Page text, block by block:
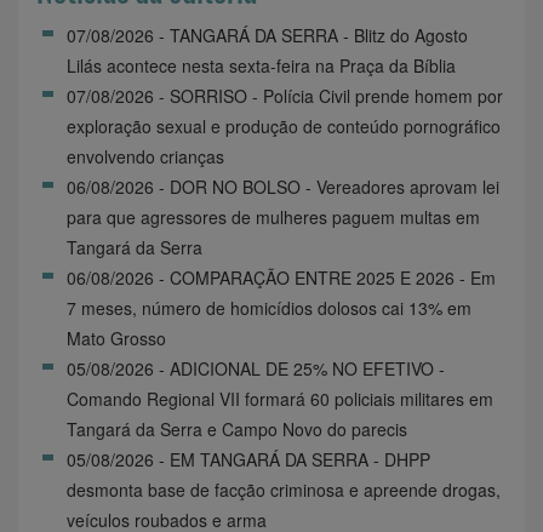
07/08/2026 - TANGARÁ DA SERRA - Blitz do Agosto
Lilás acontece nesta sexta-feira na Praça da Bíblia
07/08/2026 - SORRISO - Polícia Civil prende homem por
exploração sexual e produção de conteúdo pornográfico
envolvendo crianças
06/08/2026 - DOR NO BOLSO - Vereadores aprovam lei
para que agressores de mulheres paguem multas em
Tangará da Serra
06/08/2026 - COMPARAÇÃO ENTRE 2025 E 2026 - Em
7 meses, número de homicídios dolosos cai 13% em
Mato Grosso
05/08/2026 - ADICIONAL DE 25% NO EFETIVO -
Comando Regional VII formará 60 policiais militares em
Tangará da Serra e Campo Novo do parecis
05/08/2026 - EM TANGARÁ DA SERRA - DHPP
desmonta base de facção criminosa e apreende drogas,
veículos roubados e arma